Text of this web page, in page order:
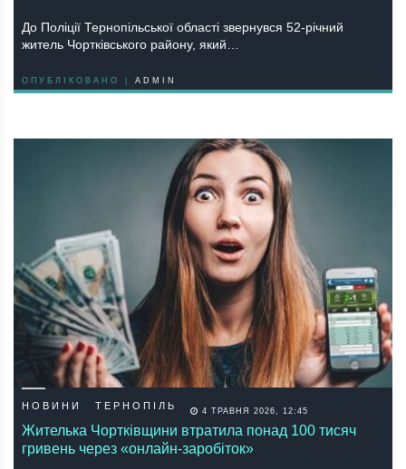
До Поліції Тернопільської області звернувся 52-річний
житель Чортківського району, який…
ОПУБЛІКОВАНО | ADMIN
НОВИНИ ТЕРНОПІЛЬ 4 ТРАВНЯ 2026, 12:45
Жителька Чортківщини втратила понад 100 тисяч
гривень через «онлайн-заробіток»